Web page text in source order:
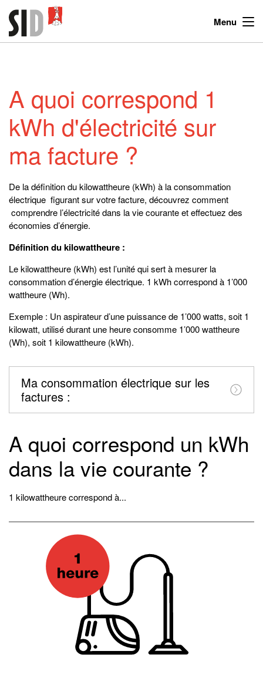
Menu
A quoi correspond 1
kWh d'électricité sur
ma facture ?
De la définition du kilowattheure (kWh) à la consommation
électrique figurant sur votre facture, découvrez comment
comprendre l’électricité dans la vie courante et effectuez des
économies d’énergie.
Définition du kilowattheure :
Le kilowattheure (kWh) est l’unité qui sert à mesurer la
consommation d’énergie électrique. 1 kWh correspond à 1’000
wattheure (Wh).
Exemple : Un aspirateur d’une puissance de 1’000 watts, soit 1
kilowatt, utilisé durant une heure consomme 1’000 wattheure
(Wh), soit 1 kilowattheure (kWh).
Ma consommation électrique sur les
factures :
A quoi correspond un kWh
dans la vie courante ?
1 kilowattheure correspond à...